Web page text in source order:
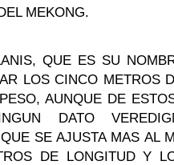
MEKONG.
QUE ES SU
LOS CINCO METROS
AUNQUE DE
DATO
SE AJUSTA MAS AL
DE LONGITUD Y